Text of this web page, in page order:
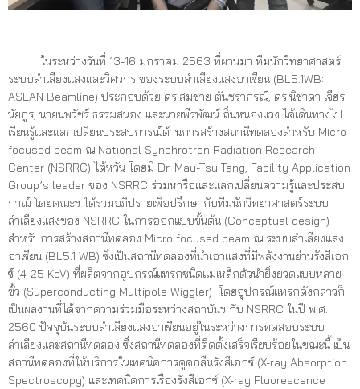
ในระหว่างวันที่ 13-16 มกราคม 2563 ที่ผ่านมา ทีมนักวิทยาศาสตร์
ระบบลำเลียงแสงและวิศวกร ของระบบลำเลียงแสงอาเซียน (BL5.1WB:
ASEAN Beamline) ประกอบด้วย ดร.สมชาย ตันชรากรณ์, ดร.นิชาดา เจียร
นัยกูร, นายนพวัชร์ ธรรมสนอง และนายพีรพัฒน์ ถิ่นหนองแวง ได้เดินทางไป
เรียนรู้และแลกเปลี่ยนประสบการณ์ด้านการสร้างสถานีทดลองสำหรับ Micro
focused beam ณ National Synchrotron Radiation Research
Center (NSRRC) ไต้หวัน โดยมี Dr. Mau-Tsu Tang, Facility Application
Group’s leader ของ NSRRC ร่วมหารือและแลกเปลี่ยนความรู้และประสบ
กาณ์ โดยคณะฯ ได้ร่วมอภิปรายเพื่อปรึกษากับทีมนักวิทยาศาสตร์ระบบ
ลำเลียงแสงของ NSRRC ในการออกแบบขั้นต้น (Conceptual design)
สำหรับการสร้างสถานีทดลอง Micro focused beam ณ ระบบลำเลียงแสง
อาเซียน (BL5.1 WB) ซึ่งเป็นสถานีทดลองที่นำเอาแสงที่มีพลังงานย่านรังสีเอก
ซ์ (4-25 KeV) ที่ผลิตจากอุปกรณ์แทรกชนิดแม่เหล็กตัวนำยิ่งยวดแบบหลาย
ขั้ว (Superconducting Multipole Wiggler) โดยอุปกรณ์แทรกดังกล่าวก็
เป็นผลงานที่ได้จากความร่วมมือระหว่างสถาบันฯ กับ NSRRC ในปี พ.ศ.
2560 ปัจจุบันระบบลำเลียงแสงอาเซียนอยู่ในระหว่างการทดสอบระบบ
ลำเลียงและสถานีทดลอง ซึ่งสถานีทดลองที่ติดตั้งเสร็จเรียบร้อยในขณะนี้ เป็น
สถานีทดลองที่ให้บริการในเทคนิคการดูดกลืนรังสีเอกซ์ (X-ray Absorption
Spectroscopy) และเทคนิคการเรืองรังสีเอกซ์ (X-ray Fluorescence